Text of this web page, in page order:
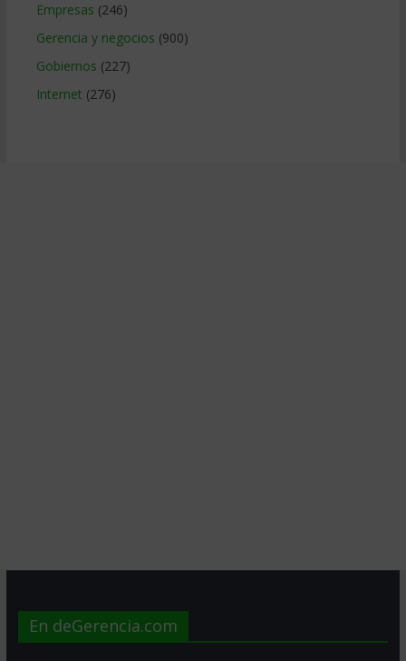
Empresas (246)
Gerencia y negocios (900)
Gobiernos (227)
Internet (276)
En deGerencia.com